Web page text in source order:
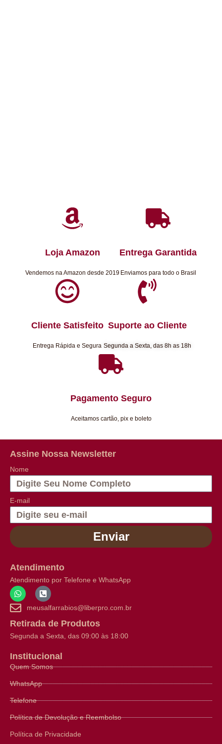
Loja Amazon
Vendemos na Amazon desde 2019
Entrega Garantida
Enviamos para todo o Brasil
Cliente Satisfeito
Entrega Rápida e Segura
Suporte ao Cliente
Segunda a Sexta, das 8h as 18h
Pagamento Seguro
Aceitamos cartão, pix e boleto
Assine Nossa Newsletter
Nome
E-mail
Enviar
Atendimento
Atendimento por Telefone e WhatsApp
meusalfarrabios@liberpro.com.br
Retirada de Produtos
Segunda a Sexta, das 09:00 às 18:00
Institucional
Quem Somos
WhatsApp
Telefone
Política de Devolução e Reembolso
Política de Privacidade